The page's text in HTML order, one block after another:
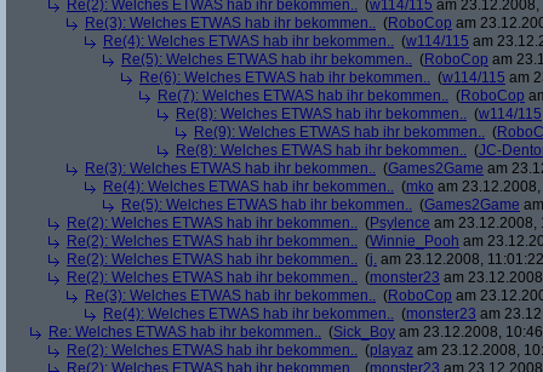
Re(2): Welches ETWAS hab ihr bekommen.. (w114/115 am
Re(3): Welches ETWAS hab ihr bekommen.. (RoboCop am
Re(4): Welches ETWAS hab ihr bekommen.. (w114/115 am
Re(5): Welches ETWAS hab ihr bekommen.. (RoboCop am
Re(6): Welches ETWAS hab ihr bekommen.. (w114/115 am
Re(7): Welches ETWAS hab ihr bekommen.. (RoboCop
Re(8): Welches ETWAS hab ihr bekommen.. (w114/115
Re(9): Welches ETWAS hab ihr bekommen.. (
Re(8): Welches ETWAS hab ihr bekommen.. (JC-
Re(3): Welches ETWAS hab ihr bekommen.. (Games2Game am
Re(4): Welches ETWAS hab ihr bekommen.. (mko am
Re(5): Welches ETWAS hab ihr bekommen.. (Games2Game
Re(2): Welches ETWAS hab ihr bekommen.. (Psylence am 23.12.2008,
Re(2): Welches ETWAS hab ihr bekommen.. (Winnie_Pooh am
Re(2): Welches ETWAS hab ihr bekommen.. (j. am 23.12.2008,
Re(2): Welches ETWAS hab ihr bekommen.. (monster23 am
Re(3): Welches ETWAS hab ihr bekommen.. (RoboCop am
Re(4): Welches ETWAS hab ihr bekommen.. (monster23 am
Re: Welches ETWAS hab ihr bekommen.. (Sick_Boy am 23.12.2008,
Re(2): Welches ETWAS hab ihr bekommen.. (playaz am 23.12.2008,
Re(2): Welches ETWAS hab ihr bekommen.. (monster23 am